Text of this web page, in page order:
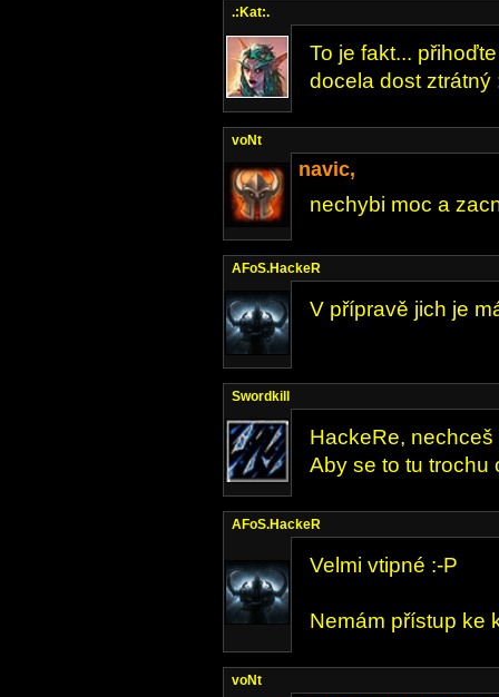
.:Kat:.
To je fakt...
docela dost ztrátný
voNt
navic,
nechybi moc a
AFoS.HackeR
V přípravě jich je
Swordkill
HackeRe,
Aby se to tu trochu
AFoS.HackeR
Velmi vtipné :-P
Nemám přístup ke
voNt